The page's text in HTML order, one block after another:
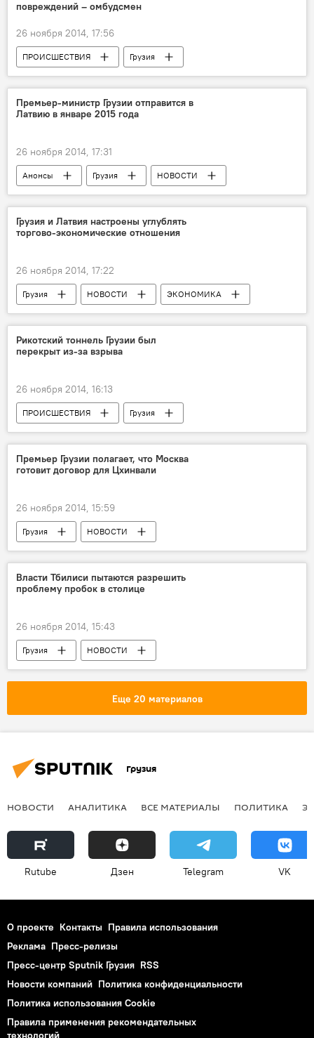
повреждений – омбудсмен
26 ноября 2014, 17:56
ПРОИСШЕСТВИЯ
Грузия
НОВОСТИ
Премьер-министр Грузии отправится в
Латвию в январе 2015 года
26 ноября 2014, 17:31
Анонсы Грузия НОВОСТИ
Грузия и Латвия настроены углублять
торгово-экономические отношения
26 ноября 2014, 17:22
Грузия НОВОСТИ ЭКОНОМИКА
Рикотский тоннель Грузии был
перекрыт из-за взрыва
26 ноября 2014, 16:13
ПРОИСШЕСТВИЯ
Грузия
НОВОСТИ
Премьер Грузии полагает, что Москва
готовит договор для Цхинвали
26 ноября 2014, 15:59
Грузия НОВОСТИ
Власти Тбилиси пытаются разрешить
проблему пробок в столице
26 ноября 2014, 15:43
Грузия НОВОСТИ
Еще 20 материалов
Грузия
НОВОСТИ АНАЛИТИКА ВСЕ МАТЕРИАЛЫ ПОЛИТИКА
Rutube Дзен Telegram VK
О проекте Контакты Правила использования
Реклама Пресс-релизы
Пресс-центр Sputnik Грузия RSS
Новости компаний Политика конфиденциальности
Политика использования Cookie
Правила применения рекомендательных
технологий